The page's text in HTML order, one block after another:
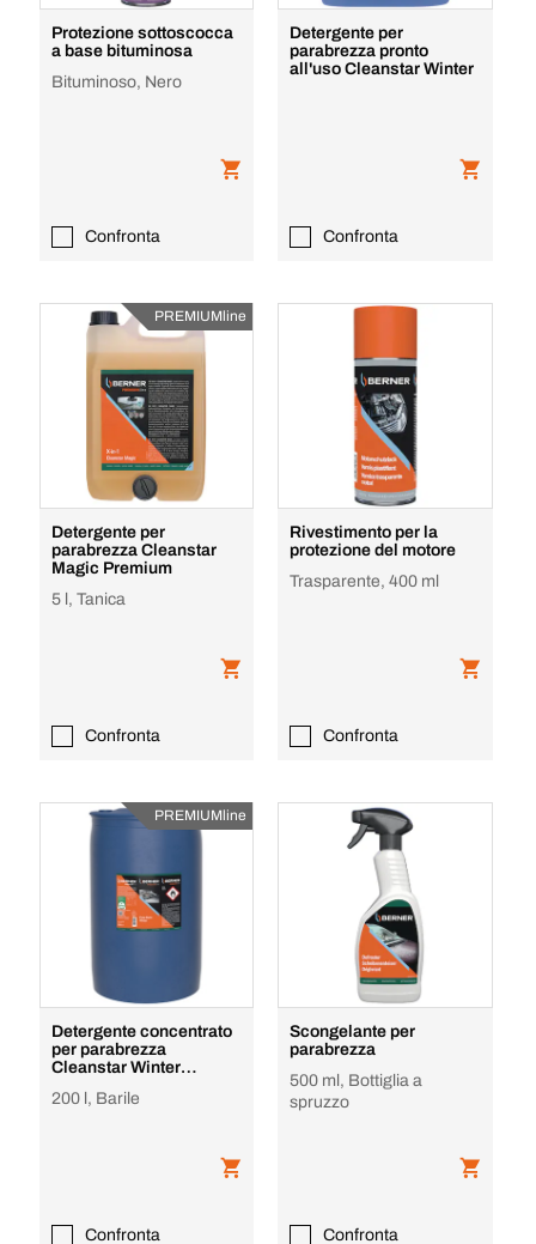
Protezione sottoscocca
a base bituminosa
Bituminoso, Nero
Confronta
Detergente per
parabrezza pronto
all'uso Cleanstar Winter
Confronta
PREMIUMline
Detergente per
parabrezza Cleanstar
Magic Premium
5 l, Tanica
Confronta
Rivestimento per la
protezione del motore
Trasparente, 400 ml
Confronta
PREMIUMline
Detergente concentrato
per parabrezza
Cleanstar Winter
200 l, Barile
Confronta
Scongelante per
parabrezza
500 ml, Bottiglia a
spruzzo
Confronta